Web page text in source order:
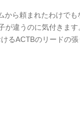
から頼まれたわけでも
が違うのに気付きます
るACTBのリードの張